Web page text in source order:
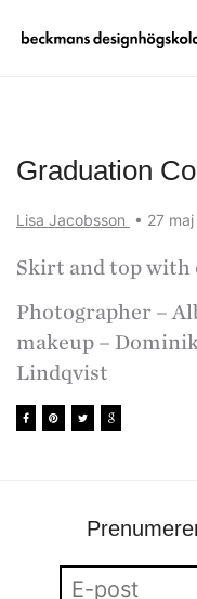
Graduation
Lisa Jacobsson • 27
Skirt and top with
Photographer –
makeup –
Lindqvist